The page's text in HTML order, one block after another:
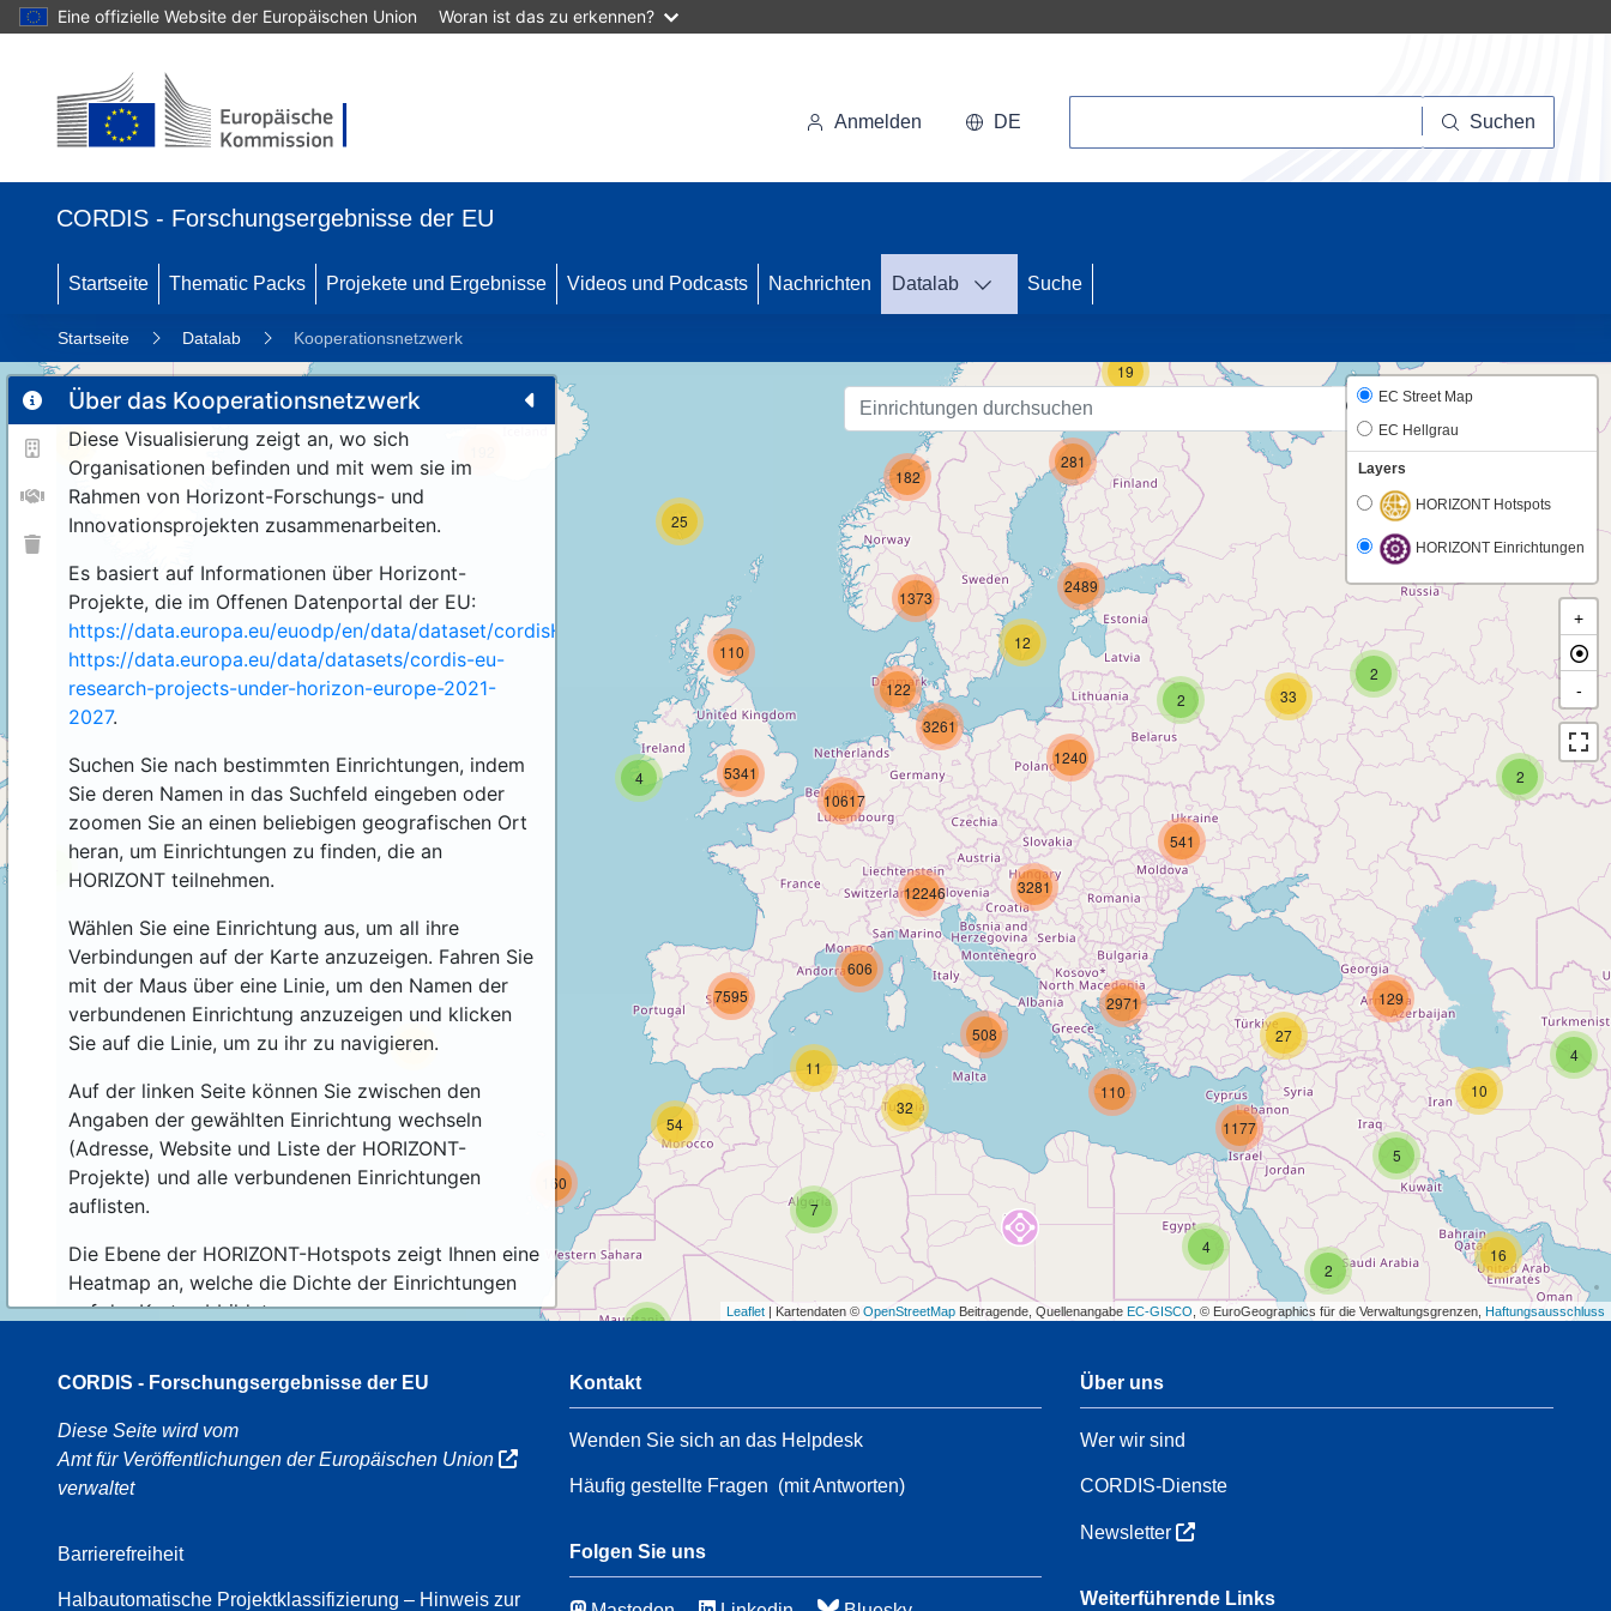
Eine offizielle Website der Europäischen Union Woran ist das zu erkennen?
Anmelden DE Suchen
CORDIS - Forschungsergebnisse der EU
Startseite Thematic Packs Projekete und Ergebnisse Videos und Podcasts Nachrichten Datalab Suche
Startseite Datalab Kooperationsnetzwerk
Über das Kooperationsnetzwerk
Diese Visualisierung zeigt an, wo sich
Organisationen befinden und mit wem sie im
Rahmen von Horizont-Forschungs- und
Innovationsprojekten zusammenarbeiten.
Es basiert auf Informationen über Horizont-
Projekte, die im Offenen Datenportal der EU:
https://data.europa.eu/euodp/en/data/dataset/cordisH2020projects.
https://data.europa.eu/data/datasets/cordis-eu-
research-projects-under-horizon-europe-2021-
2027.
Suchen Sie nach bestimmten Einrichtungen, indem
Sie deren Namen in das Suchfeld eingeben oder
zoomen Sie an einen beliebigen geografischen Ort
heran, um Einrichtungen zu finden, die an
HORIZONT teilnehmen.
Wählen Sie eine Einrichtung aus, um all ihre
Verbindungen auf der Karte anzuzeigen. Fahren Sie
mit der Maus über eine Linie, um den Namen der
verbundenen Einrichtung anzuzeigen und klicken
Sie auf die Linie, um zu ihr zu navigieren.
Auf der linken Seite können Sie zwischen den
Angaben der gewählten Einrichtung wechseln
(Adresse, Website und Liste der HORIZONT-
Projekte) und alle verbundenen Einrichtungen
auflisten.
Die Ebene der HORIZONT-Hotspots zeigt Ihnen eine
Heatmap an, welche die Dichte der Einrichtungen
auf der Karte abbildet.
11
2
2
16
4
10
132
6
44
2
160
25
19
59
4
7
32
2
33
5
129
110
27
508
1177
2971
3281
4
182
1373
541
1240
2
12
281
2489
11
54
606
7595
122
110
3261
12246
5341
10617
EC Street Map
EC Hellgrau
Layers
HORIZONT Hotspots
HORIZONT Einrichtungen
+
-
Leaflet | Kartendaten © OpenStreetMap Beitragende, Quellenangabe EC-GISCO , © EuroGeographics für die Verwaltungsgrenzen, Haftungsausschluss
CORDIS - Forschungsergebnisse der EU
Diese Seite wird vom
Amt für Veröffentlichungen der Europäischen Union
verwaltet
Barrierefreiheit
Halbautomatische Projektklassifizierung – Hinweis zur
Kontakt
Wenden Sie sich an das Helpdesk
Häufig gestellte Fragen (mit Antworten)
Folgen Sie uns
Über uns
Wer wir sind
CORDIS-Dienste
Newsletter
Weiterführende Links